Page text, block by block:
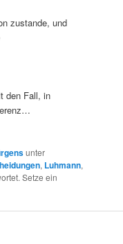
zustande, und
den Fall, in
unter
, Luhmann,
Setze ein